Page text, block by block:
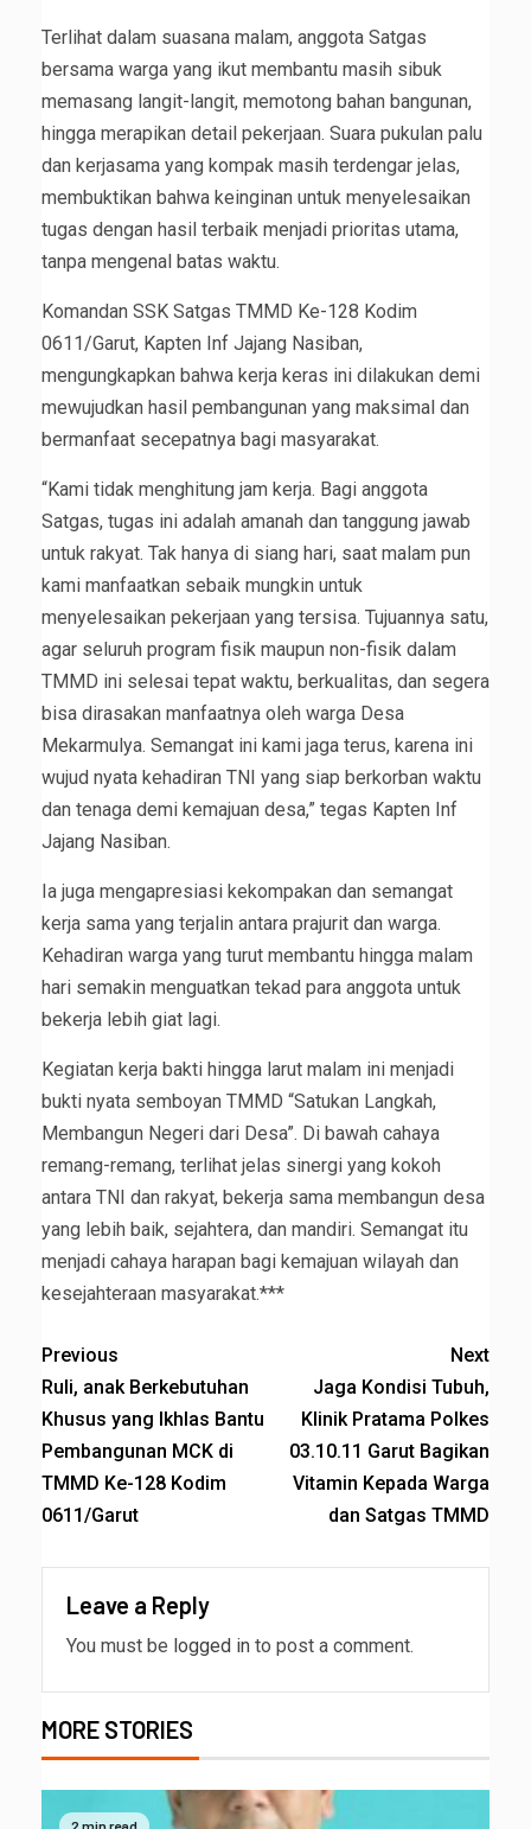
Terlihat dalam suasana malam, anggota Satgas
bersama warga yang ikut membantu masih sibuk
memasang langit-langit, memotong bahan bangunan,
hingga merapikan detail pekerjaan. Suara pukulan palu
dan kerjasama yang kompak masih terdengar jelas,
membuktikan bahwa keinginan untuk menyelesaikan
tugas dengan hasil terbaik menjadi prioritas utama,
tanpa mengenal batas waktu.
Komandan SSK Satgas TMMD Ke-128 Kodim
0611/Garut, Kapten Inf Jajang Nasiban,
mengungkapkan bahwa kerja keras ini dilakukan demi
mewujudkan hasil pembangunan yang maksimal dan
bermanfaat secepatnya bagi masyarakat.
“Kami tidak menghitung jam kerja. Bagi anggota
Satgas, tugas ini adalah amanah dan tanggung jawab
untuk rakyat. Tak hanya di siang hari, saat malam pun
kami manfaatkan sebaik mungkin untuk
menyelesaikan pekerjaan yang tersisa. Tujuannya satu,
agar seluruh program fisik maupun non-fisik dalam
TMMD ini selesai tepat waktu, berkualitas, dan segera
bisa dirasakan manfaatnya oleh warga Desa
Mekarmulya. Semangat ini kami jaga terus, karena ini
wujud nyata kehadiran TNI yang siap berkorban waktu
dan tenaga demi kemajuan desa,” tegas Kapten Inf
Jajang Nasiban.
Ia juga mengapresiasi kekompakan dan semangat
kerja sama yang terjalin antara prajurit dan warga.
Kehadiran warga yang turut membantu hingga malam
hari semakin menguatkan tekad para anggota untuk
bekerja lebih giat lagi.
Kegiatan kerja bakti hingga larut malam ini menjadi
bukti nyata semboyan TMMD “Satukan Langkah,
Membangun Negeri dari Desa”. Di bawah cahaya
remang-remang, terlihat jelas sinergi yang kokoh
antara TNI dan rakyat, bekerja sama membangun desa
yang lebih baik, sejahtera, dan mandiri. Semangat itu
menjadi cahaya harapan bagi kemajuan wilayah dan
kesejahteraan masyarakat.***
Previous
Ruli, anak Berkebutuhan
Khusus yang Ikhlas Bantu
Pembangunan MCK di
TMMD Ke-128 Kodim
0611/Garut
Next
Jaga Kondisi Tubuh,
Klinik Pratama Polkes
03.10.11 Garut Bagikan
Vitamin Kepada Warga
dan Satgas TMMD
Leave a Reply
You must be logged in to post a comment.
MORE STORIES
2 min read